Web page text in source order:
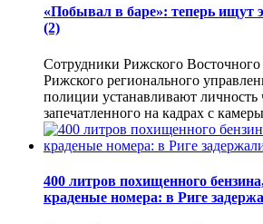
«Побывал в баре»: теперь ищут
(2)
Сотрудники Рижского Восточного
Рижского регионального
полиции устанавливают личность
запечатленного на кадрах с
400 литров похищенного
краденые номера: в Риге